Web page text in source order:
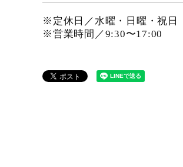
※定休日／水曜・日曜・祝日
※営業時間／9:30〜17:00